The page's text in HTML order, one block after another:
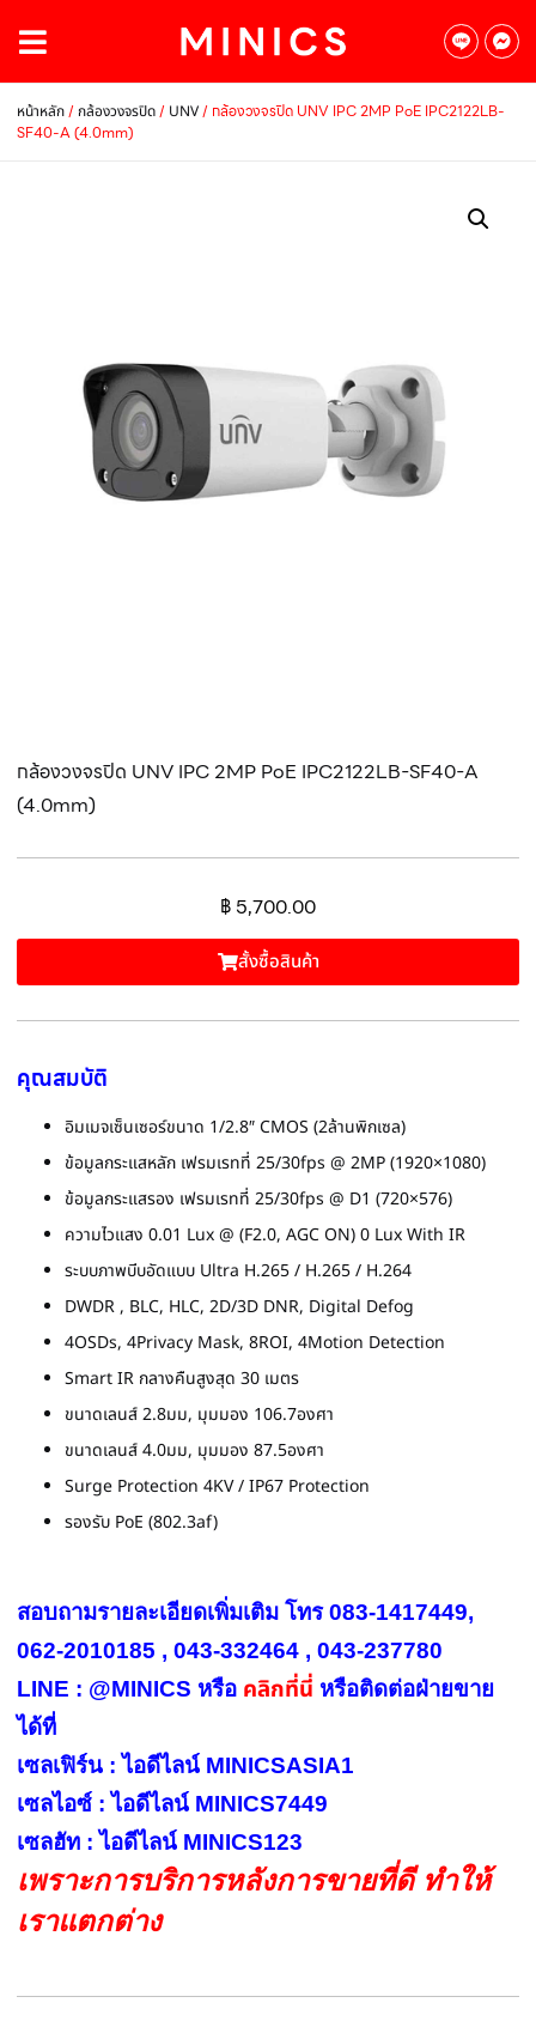
หน้าหลัก/กล้องวงจรปิด/ UNV/ กล้องวงจรปิด UNV IPC 2MP PoE IPC2122LB-
SF40-A (4.0mm)
กล้องวงจรปิด UNV IPC 2MP PoE IPC2122LB-SF40-A
(4.0mm)
฿ 5,700.00
สั้งซื้อสินค้า
คุณสมบัติ
อิมเมจเซ็นเซอร์ขนาด 1/2.8″ CMOS (2ล้านพิกเซล)
ข้อมูลกระแสหลัก เฟรมเรทที่ 25/30fps @ 2MP (1920×1080)
ข้อมูลกระแสรอง เฟรมเรทที่ 25/30fps @ D1 (720×576)
ความไวแสง 0.01 Lux @ (F2.0, AGC ON) 0 Lux With IR
ระบบภาพบีบอัดแบบ Ultra H.265 / H.265 / H.264
DWDR , BLC, HLC, 2D/3D DNR, Digital Defog
4OSDs, 4Privacy Mask, 8ROI, 4Motion Detection
Smart IR กลางคืนสูงสุด 30 เมตร
ขนาดเลนส์ 2.8มม, มุมมอง 106.7องศา
ขนาดเลนส์ 4.0มม, มุมมอง 87.5องศา
Surge Protection 4KV / IP67 Protection
รองรับ PoE (802.3af)
สอบถามรายละเอียดเพิ่มเติม โทร 083-1417449,
062-2010185 , 043-332464 , 043-237780
LINE : @MINICS หรือ คลิกที่นี่ หรือติดต่อฝ่ายขาย
ได้ที่
เซลเฟิร์น : ไอดีไลน์ MINICSASIA1
เซลไอซ์ : ไอดีไลน์ MINICS7449
เซลฮัท : ไอดีไลน์ MINICS123
เพราะการบริการหลังการขายที่ดี ทำให้
เราแตกต่าง